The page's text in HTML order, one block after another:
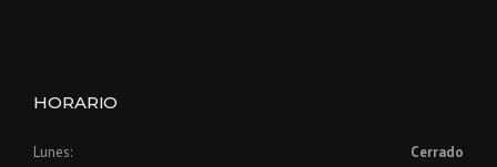
HORARIO
Lunes:
Cerrado